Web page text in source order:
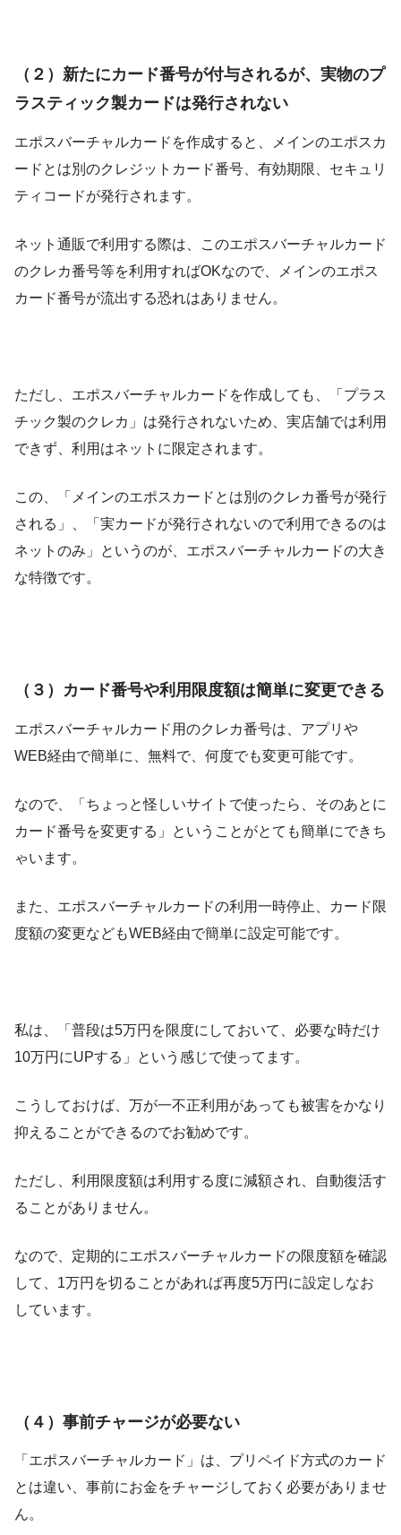
（２）新たにカード番号が付与されるが、実物のプ
ラスティック製カードは発行されない
エポスバーチャルカードを作成すると、メインのエポスカ
ードとは別のクレジットカード番号、有効期限、セキュリ
ティコードが発行されます。
ネット通販で利用する際は、このエポスバーチャルカード
のクレカ番号等を利用すればOKなので、メインのエポス
カード番号が流出する恐れはありません。
ただし、エポスバーチャルカードを作成しても、「プラス
チック製のクレカ」は発行されないため、実店舗では利用
できず、利用はネットに限定されます。
この、「メインのエポスカードとは別のクレカ番号が発行
される」、「実カードが発行されないので利用できるのは
ネットのみ」というのが、エポスバーチャルカードの大き
な特徴です。
（３）カード番号や利用限度額は簡単に変更できる
エポスバーチャルカード用のクレカ番号は、アプリや
WEB経由で簡単に、無料で、何度でも変更可能です。
なので、「ちょっと怪しいサイトで使ったら、そのあとに
カード番号を変更する」ということがとても簡単にできち
ゃいます。
また、エポスバーチャルカードの利用一時停止、カード限
度額の変更などもWEB経由で簡単に設定可能です。
私は、「普段は5万円を限度にしておいて、必要な時だけ
10万円にUPする」という感じで使ってます。
こうしておけば、万が一不正利用があっても被害をかなり
抑えることができるのでお勧めです。
ただし、利用限度額は利用する度に減額され、自動復活す
ることがありません。
なので、定期的にエポスバーチャルカードの限度額を確認
して、1万円を切ることがあれば再度5万円に設定しなお
しています。
（４）事前チャージが必要ない
「エポスバーチャルカード」は、プリペイド方式のカード
とは違い、事前にお金をチャージしておく必要がありませ
ん。